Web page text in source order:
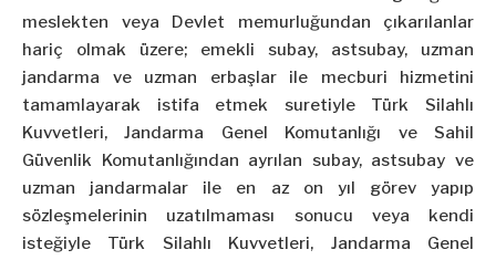
meslekten veya Devlet memurluğundan çıkarılanlar
hariç olmak üzere; emekli subay, astsubay, uzman
jandarma ve uzman erbaşlar ile mecburi hizmetini
tamamlayarak istifa etmek suretiyle Türk Silahlı
Kuvvetleri, Jandarma Genel Komutanlığı ve Sahil
Güvenlik Komutanlığından ayrılan subay, astsubay ve
uzman jandarmalar ile en az on yıl görev yapıp
sözleşmelerinin uzatılmaması sonucu veya kendi
isteğiyle Türk Silahlı Kuvvetleri, Jandarma Genel